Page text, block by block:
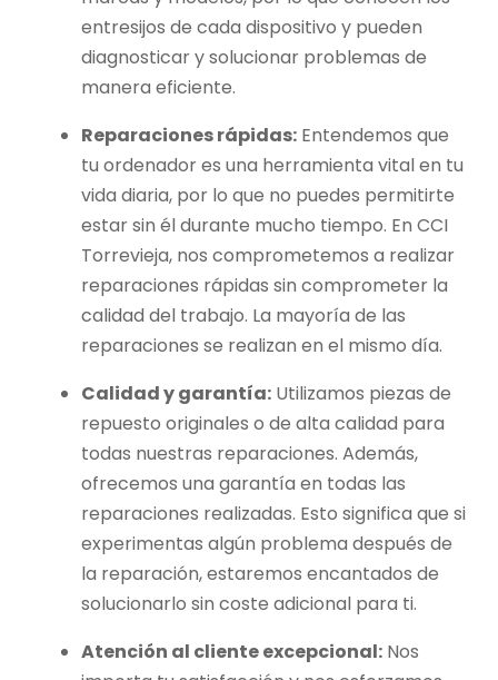
entresijos de cada dispositivo y pueden
diagnosticar y solucionar problemas de
manera eficiente.
Reparaciones rápidas: Entendemos que
tu ordenador es una herramienta vital en tu
vida diaria, por lo que no puedes permitirte
estar sin él durante mucho tiempo. En CCI
Torrevieja, nos comprometemos a realizar
reparaciones rápidas sin comprometer la
calidad del trabajo. La mayoría de las
reparaciones se realizan en el mismo día.
Calidad y garantía: Utilizamos piezas de
repuesto originales o de alta calidad para
todas nuestras reparaciones. Además,
ofrecemos una garantía en todas las
reparaciones realizadas. Esto significa que si
experimentas algún problema después de
la reparación, estaremos encantados de
solucionarlo sin coste adicional para ti.
Atención al cliente excepcional: Nos